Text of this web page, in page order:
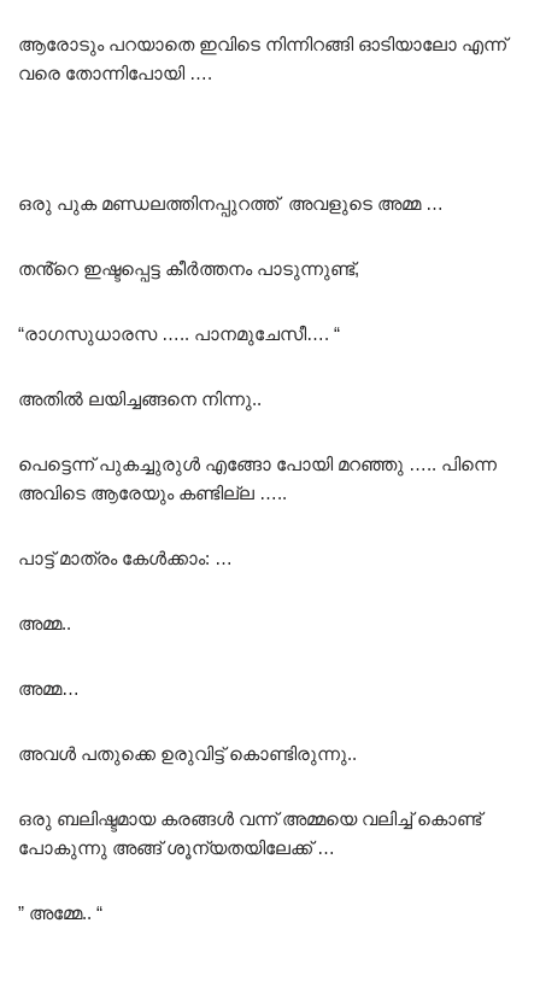
ആരോടും പറയാതെ ഇവിടെ നിന്നിറങ്ങി ഓടിയാലോ എന്ന്
വരെ തോന്നിപോയി ….
ഒരു പുക മണ്ഡലത്തിനപ്പുറത്ത് അവളുടെ അമ്മ …
തൻ്റെ ഇഷ്ടപ്പെട്ട കീർത്തനം പാടുന്നുണ്ട്,
“രാഗസുധാരസ ….. പാനമുചേസീ…. “
അതിൽ ലയിച്ചങ്ങനെ നിന്നു..
പെട്ടെന്ന് പുകച്ചുരുൾ എങ്ങോ പോയി മറഞ്ഞു ….. പിന്നെ
അവിടെ ആരേയും കണ്ടില്ല …..
പാട്ട് മാത്രം കേൾക്കാം: …
അമ്മ..
അമ്മ…
അവൾ പതുക്കെ ഉരുവിട്ട് കൊണ്ടിരുന്നു..
ഒരു ബലിഷ്ടമായ കരങ്ങൾ വന്ന് അമ്മയെ വലിച്ച് കൊണ്ട്
പോകുന്നു അങ്ങ് ശൂന്യതയിലേക്ക് …
” അമ്മേ.. “